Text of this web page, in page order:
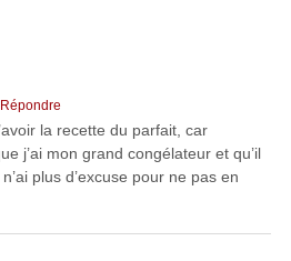
Répondre
la recette du parfait, car
j’ai mon grand congélateur et qu’il
plus d’excuse pour ne pas en